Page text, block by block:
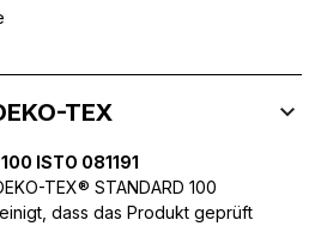
TEX
ISTO 081191
TEX® STANDARD 100
dass das Produkt geprüft